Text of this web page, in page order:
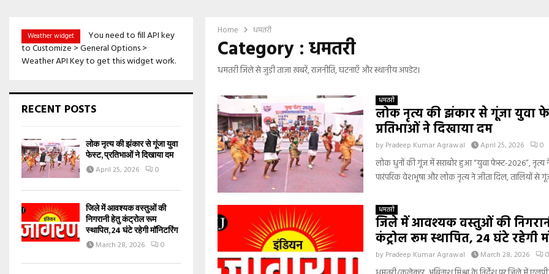
Home धमतरी
Category : धमतरी
धमतरी जिले से जुड़ी ताज़ा ख़बरें, राजनीति, घटनाएँ और स्थानीय अपडेट।
धमतरी
लोक नृत्य की झंकार से गूंजा युवा
प्रतिभाओं ने दिखाया दम
by Pradeep Kumar Agrawal April 25, 2026 0
लोक धुनों की गूंज में सराबोर हुआ “युवा फेस्ट-2026”, नृत्य
पारंपरिक वेशभूषा और लोक नृत्य ने जीता दिल, तालियों से
धमतरी
जिले में आवश्यक वस्तुओं की
कंट्रोल रूम स्थापित, 24 घंटे रहेगी
by Pradeep Kumar Agrawal March 28, 2026 0
Weather widget
You need to fill API key
to Customize > General Options >
Weather API Key to get this widget work.
RECENT POSTS
लोक नृत्य की झंकार से गूंजा युवा
फेस्ट, प्रतिभाओं ने दिखाया दम
April 25, 2026 0
जिले में आवश्यक वस्तुओं की
निगरानी हेतु कंट्रोल रूम
स्थापित, 24 घंटे रहेगी मॉनिटरिंग
March 28, 2026 0